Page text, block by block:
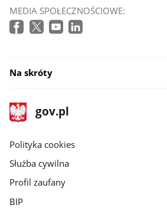
MEDIA SPOŁECZNOŚCIOWE:
Na skróty
stopka
gov.pl
Strona
gov.pl
gov.pl
Polityka cookies
Służba cywilna
Profil zaufany
BIP